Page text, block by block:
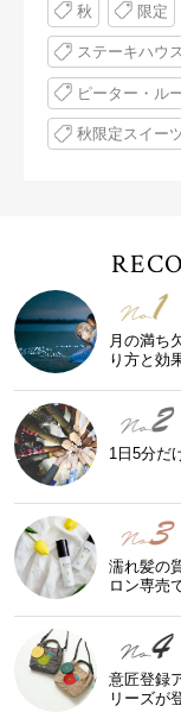
秋 限定
ステーキハウス
ピーター・ル
秋限定スイー
月の満ち
り方と効
1日5分だ
濡れ髪の
ロン専売
意匠登録
リーズが